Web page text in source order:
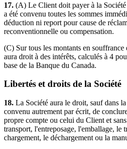
17. (A) Le Client doit payer à la Société
a été convenu toutes les sommes
déduction ni report pour cause de
reconventionnelle ou compensation.
(C) Sur tous les montants en souffrance
aura droit à des intérêts, calculés à 4
base de la Banque du Canada.
Libertés et droits de la Société
18. La Société aura le droit, sauf dans
convenu autrement par écrit, de
propre compte ou celui du Client et
transport, l'entreposage, l'emballage, le
chargement, le déchargement ou la